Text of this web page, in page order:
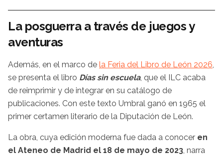
La posguerra a través de juegos y
aventuras
Además, en el marco de la Feria del Libro de León 2026,
se presenta el libro Días sin escuela, que el ILC acaba
de reimprimir y de integrar en su catálogo de
publicaciones. Con este texto Umbral ganó en 1965 el
primer certamen literario de la Diputación de León.
La obra, cuya edición moderna fue dada a conocer en
el Ateneo de Madrid el 18 de mayo de 2023, narra